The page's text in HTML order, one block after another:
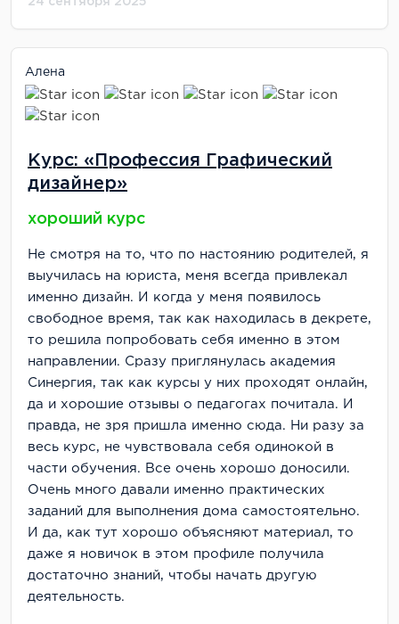
Алена
Курс: «Профессия Графический
дизайнер»
хороший курс
Не смотря на то, что по настоянию родителей, я
выучилась на юриста, меня всегда привлекал
именно дизайн. И когда у меня появилось
свободное время, так как находилась в декрете,
то решила попробовать себя именно в этом
направлении. Сразу приглянулась академия
Синергия, так как курсы у них проходят онлайн,
да и хорошие отзывы о педагогах почитала. И
правда, не зря пришла именно сюда. Ни разу за
весь курс, не чувствовала себя одинокой в
части обучения. Все очень хорошо доносили.
Очень много давали именно практических
заданий для выполнения дома самостоятельно.
И да, как тут хорошо объясняют материал, то
даже я новичок в этом профиле получила
достаточно знаний, чтобы начать другую
деятельность.